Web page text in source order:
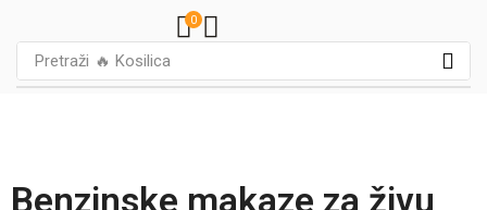
0
Pretraži 🔥 Kosilica
Benzinske makaze za živu